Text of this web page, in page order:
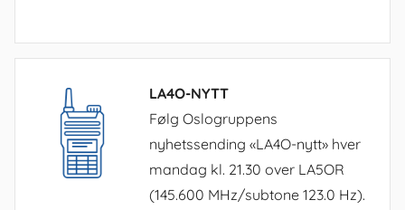
LA4O-NYTT
Følg Oslogruppens
nyhetssending «LA4O-nytt» hver
mandag kl. 21.30 over LA5OR
(145.600 MHz/subtone 123.0 Hz).